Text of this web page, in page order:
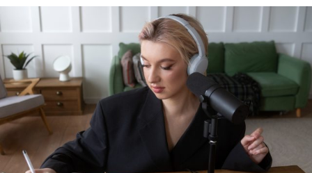
borduri din granit şi piatră naturală.
Tot în septembrie, Compania Municipală Străzi, Poduri
şi Pasaje a încheiat un contract acord cadru pentru
“furnizare betoane şi balast stabilizat” în valoare de
73.443.000 de lei, adică peste 15 milioane de euro cu
asocierea de firme Delta Antrepriză de Construcţii şi
Montaj 93 şi Tehnic Asist.
ARTICOLE PE ACEIASI TEMA: